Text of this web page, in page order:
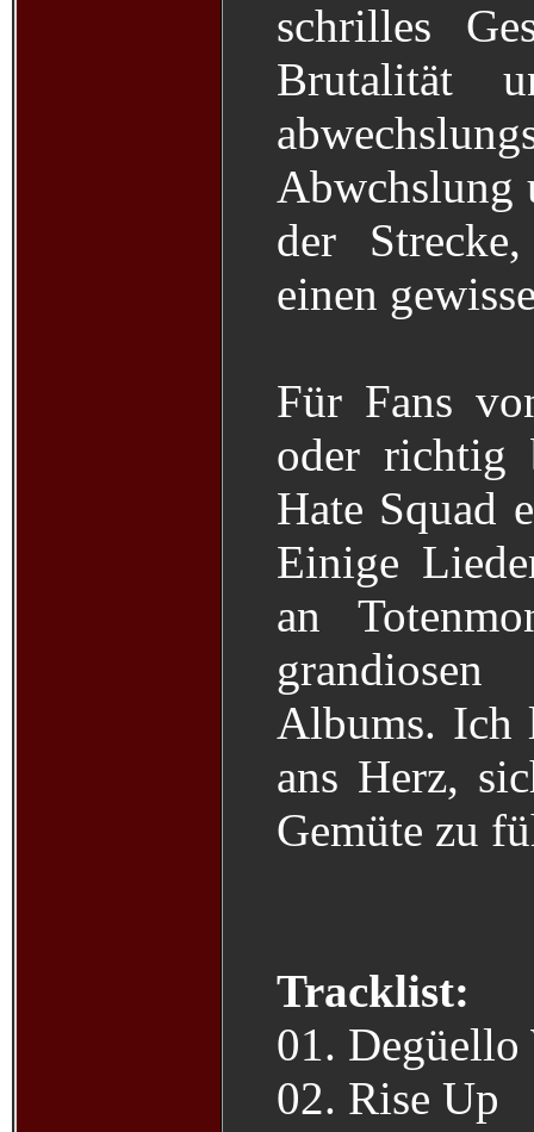
schrilles
Brutalität
Abwchslung
der
einen
Für Fans
oder richtig
Hate Squad
Einige
an
Albums. Ich
ans Herz,
Gemüte zu
Tracklist:
01. Degüello
02. Rise Up